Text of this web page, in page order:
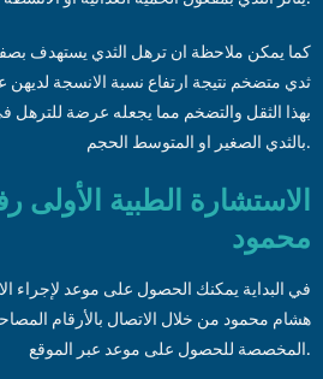
كما يمكن ملاحظة ان ترهل الثدي يستهدف
ثدي متضخم نتيجة ارتفاع نسبة الانسجة
بهذا الثقل والتضخم مما يجعله عرضة
بالثدي الصغير او المتوسط الحجم.
الاستشارة الطبية الأولى
محمود
في البداية يمكنك الحصول على موعد لإجراء
هشام محمود من خلال الاتصال بالأرقام
المخصصة للحصول على موعد عبر الموقع.